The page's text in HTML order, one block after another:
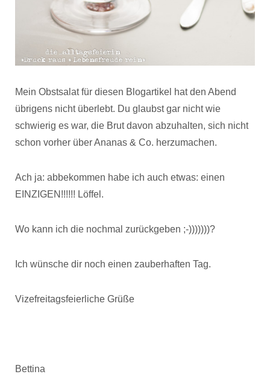
Mein Obstsalat für diesen Blogartikel hat den Abend
übrigens nicht überlebt. Du glaubst gar nicht wie
schwierig es war, die Brut davon abzuhalten, sich nicht
schon vorher über Ananas & Co. herzumachen.
Ach ja: abbekommen habe ich auch etwas: einen
EINZIGEN!!!!!! Löffel.
Wo kann ich die nochmal zurückgeben ;-)))))))?
Ich wünsche dir noch einen zauberhaften Tag.
Vizefreitagsfeierliche Grüße
Bettina